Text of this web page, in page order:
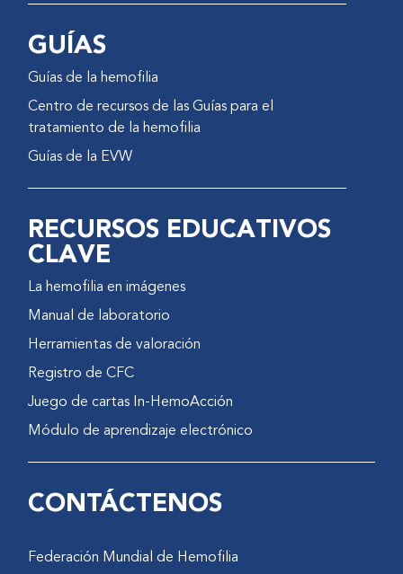
GUÍAS
Guías de la hemofilia
Centro de recursos de las Guías para el
tratamiento de la hemofilia
Guías de la EVW
RECURSOS EDUCATIVOS
CLAVE
La hemofilia en imágenes
Manual de laboratorio
Herramientas de valoración
Registro de CFC
Juego de cartas In-HemoAcción
Módulo de aprendizaje electrónico
CONTÁCTENOS
Federación Mundial de Hemofilia